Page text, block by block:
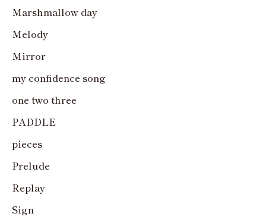
Marshmallow day
Melody
Mirror
my confidence song
one two three
PADDLE
pieces
Prelude
Replay
Sign